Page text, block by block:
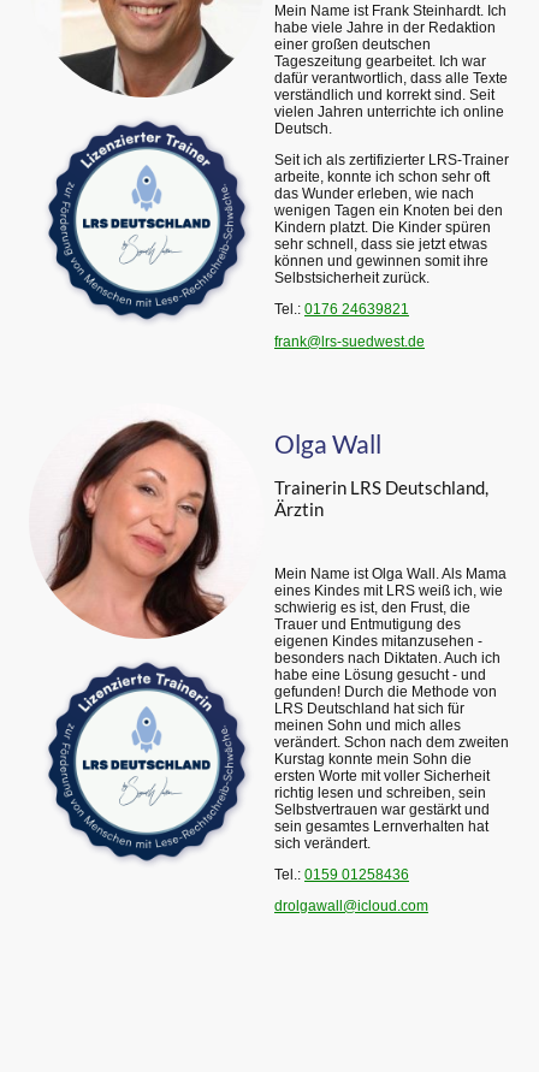
Mein Name ist Frank Steinhardt. Ich
habe viele Jahre in der Redaktion
einer großen deutschen
Tageszeitung gearbeitet. Ich war
dafür verantwortlich, dass alle Texte
verständlich und korrekt sind. Seit
vielen Jahren unterrichte ich online
Deutsch.
Seit ich als zertifizierter LRS-Trainer
arbeite, konnte ich schon sehr oft
das Wunder erleben, wie nach
wenigen Tagen ein Knoten bei den
Kindern platzt. Die Kinder spüren
sehr schnell, dass sie jetzt etwas
können und gewinnen somit ihre
Selbstsicherheit zurück.
Tel.: 0176 24639821
frank@lrs-suedwest.de
Olga Wall
Trainerin LRS Deutschland,
Ärztin
Mein Name ist Olga Wall. Als Mama
eines Kindes mit LRS weiß ich, wie
schwierig es ist, den Frust, die
Trauer und Entmutigung des
eigenen Kindes mitanzusehen -
besonders nach Diktaten. Auch ich
habe eine Lösung gesucht - und
gefunden! Durch die Methode von
LRS Deutschland hat sich für
meinen Sohn und mich alles
verändert. Schon nach dem zweiten
Kurstag konnte mein Sohn die
ersten Worte mit voller Sicherheit
richtig lesen und schreiben, sein
Selbstvertrauen war gestärkt und
sein gesamtes Lernverhalten hat
sich verändert.
Tel.: 0159 01258436
drolgawall@icloud.com